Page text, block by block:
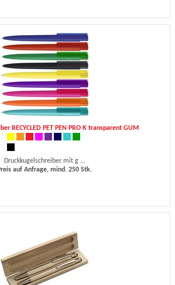
RECYCLED PET PEN PRO K transparent GUM
Druckkugelschreiber mit g ...
auf Anfrage, mind. 250 Stk.